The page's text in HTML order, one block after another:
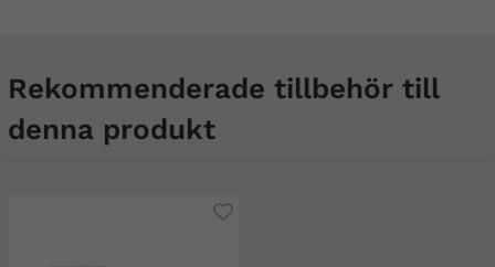
Rekommenderade tillbehör till
denna produkt